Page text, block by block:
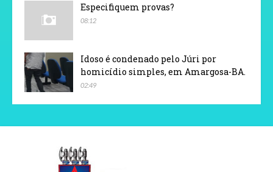
Especifiquem provas?
08:12
Idoso é condenado pelo Júri por
homicídio simples, em Amargosa-BA.
02:49